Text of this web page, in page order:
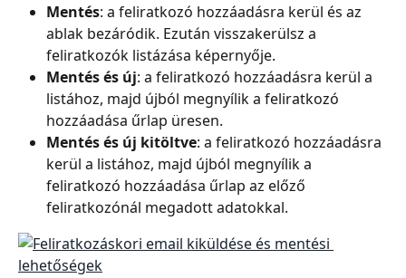
Mentés: a feliratkozó hozzáadásra kerül és az
ablak bezáródik. Ezután visszakerülsz a
feliratkozók listázása képernyője.
Mentés és új: a feliratkozó hozzáadásra kerül a
listához, majd újból megnyílik a feliratkozó
hozzáadása űrlap üresen.
Mentés és új kitöltve: a feliratkozó hozzáadásra
kerül a listához, majd újból megnyílik a
feliratkozó hozzáadása űrlap az előző
feliratkozónál megadott adatokkal.